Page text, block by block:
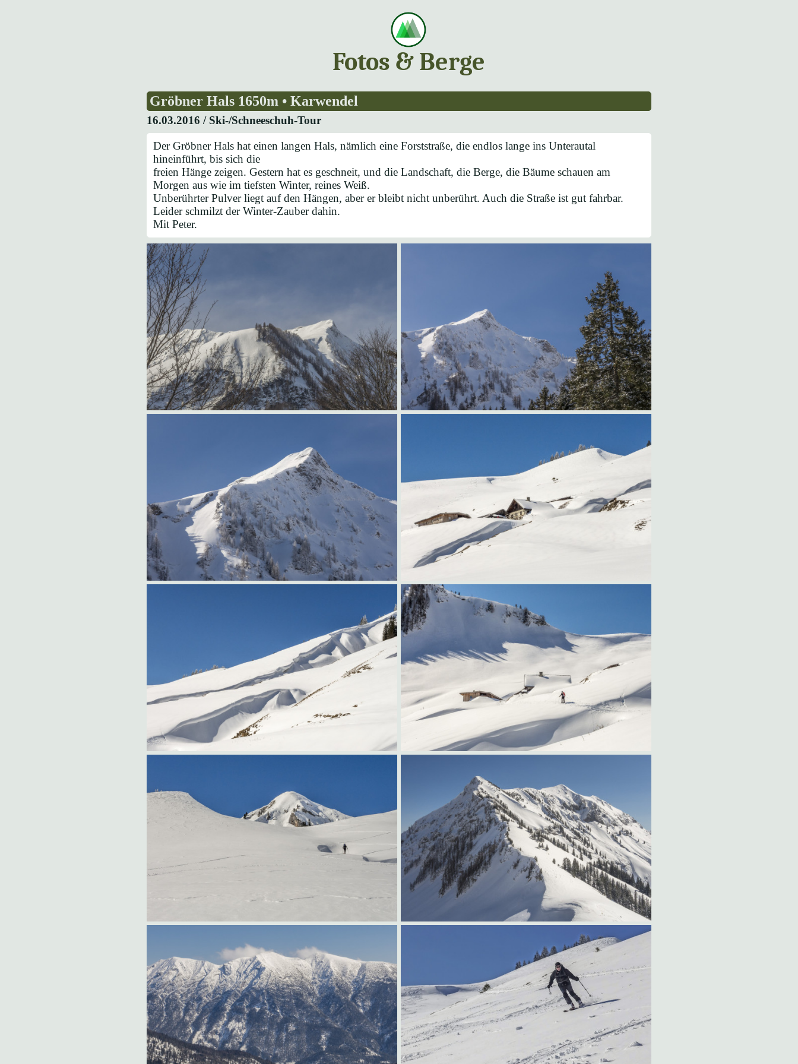
Fotos & Berge
Gröbner Hals 1650m • Karwendel
16.03.2016 / Ski-/Schneeschuh-Tour
Der Gröbner Hals hat einen langen Hals, nämlich eine Forststraße, die endlos lange ins Unterautal
hineinführt, bis sich die
freien Hänge zeigen. Gestern hat es geschneit, und die Landschaft, die Berge, die Bäume schauen am
Morgen aus wie im tiefsten Winter, reines Weiß.
Unberührter Pulver liegt auf den Hängen, aber er bleibt nicht unberührt. Auch die Straße ist gut fahrbar.
Leider schmilzt der Winter-Zauber dahin.
Mit Peter.